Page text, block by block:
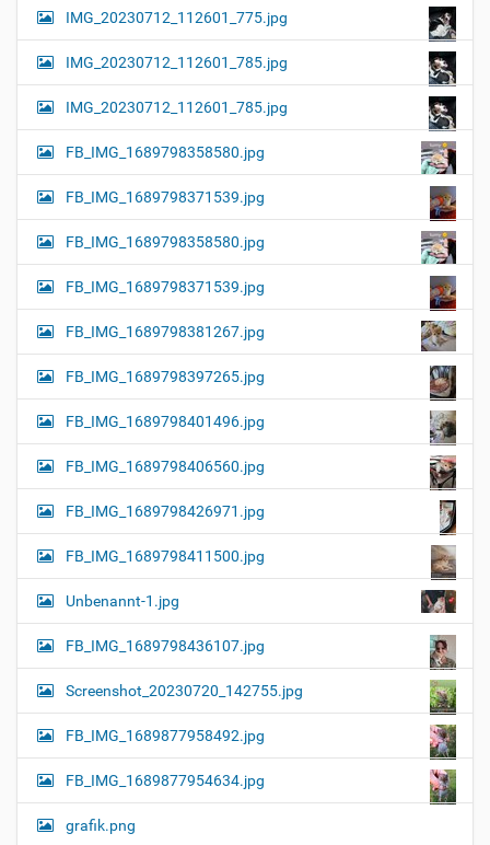
IMG_20230712_112601_775.jpg
IMG_20230712_112601_785.jpg
IMG_20230712_112601_785.jpg
FB_IMG_1689798358580.jpg
FB_IMG_1689798371539.jpg
FB_IMG_1689798358580.jpg
FB_IMG_1689798371539.jpg
FB_IMG_1689798381267.jpg
FB_IMG_1689798397265.jpg
FB_IMG_1689798401496.jpg
FB_IMG_1689798406560.jpg
FB_IMG_1689798426971.jpg
FB_IMG_1689798411500.jpg
Unbenannt-1.jpg
FB_IMG_1689798436107.jpg
Screenshot_20230720_142755.jpg
FB_IMG_1689877958492.jpg
FB_IMG_1689877954634.jpg
grafik.png